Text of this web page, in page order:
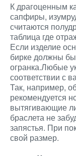
К драгоценным
сапфиры,
считаются
таблица где
Если изделие
бирке должны
огранка.Любые
соответствии с
Так, например,
рекомендуется
вытягивающие
браслета не
запястья. При
свой размер.